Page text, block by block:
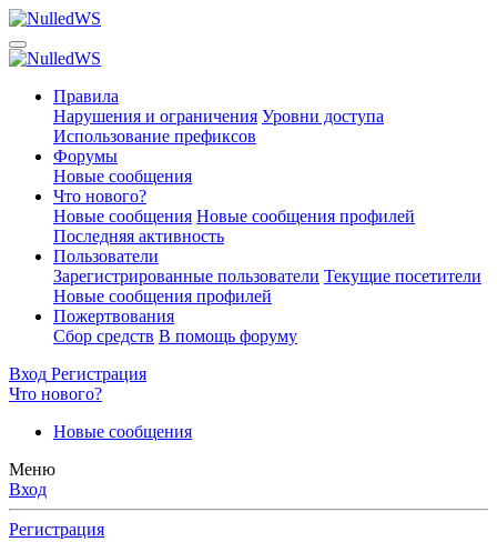
Правила
Нарушения и ограничения Уровни доступа
Использование префиксов
Форумы
Новые сообщения
Что нового?
Новые сообщения Новые сообщения профилей
Последняя активность
Пользователи
Зарегистрированные пользователи Текущие посетители
Новые сообщения профилей
Пожертвования
Сбор средств В помощь форуму
Вход Регистрация
Что нового?
Новые сообщения
Меню
Вход
Регистрация